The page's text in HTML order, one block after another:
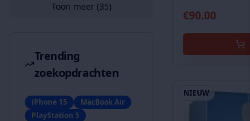
Toon meer (35)
Trending
zoekopdrachten
iPhone 15
MacBook Air
PlayStation 5
€90.00
NIEUW